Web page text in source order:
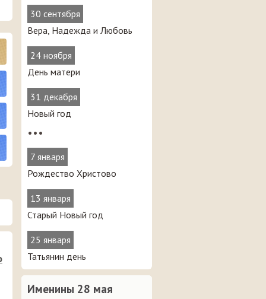
30 сентября
Вера, Надежда и Любовь
24 ноября
День матери
31 декабря
Новый год
•••
7 января
Рождество Христово
13 января
Старый Новый год
25 января
Татьянин день
Именины 28 мая